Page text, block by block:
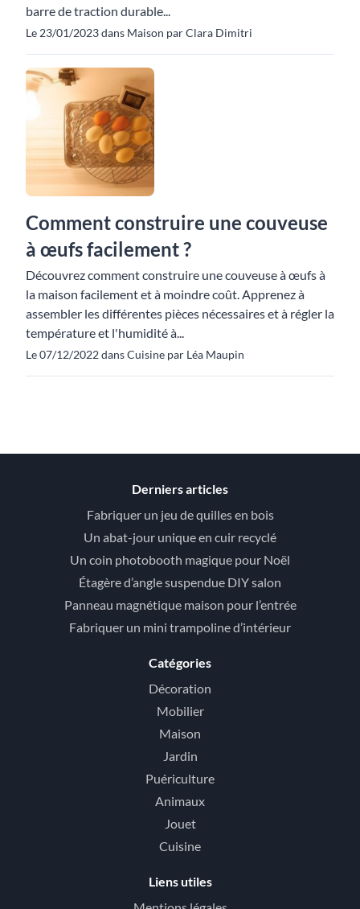
barre de traction durable...
Le 23/01/2023 dans Maison par Clara Dimitri
Comment construire une couveuse
à œufs facilement ?
Découvrez comment construire une couveuse à œufs à
la maison facilement et à moindre coût. Apprenez à
assembler les différentes pièces nécessaires et à régler la
température et l'humidité à...
Le 07/12/2022 dans Cuisine par Léa Maupin
Derniers articles
Fabriquer un jeu de quilles en bois
Un abat-jour unique en cuir recyclé
Un coin photobooth magique pour Noël
Étagère d’angle suspendue DIY salon
Panneau magnétique maison pour l’entrée
Fabriquer un mini trampoline d’intérieur
Catégories
Décoration
Mobilier
Maison
Jardin
Puériculture
Animaux
Jouet
Cuisine
Liens utiles